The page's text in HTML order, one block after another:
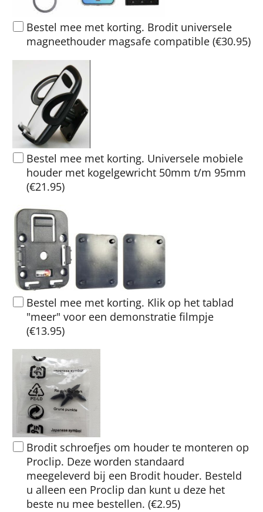
Bestel mee met korting. Brodit universele
magneethouder magsafe compatible (€30.95)
Bestel mee met korting. Universele mobiele
houder met kogelgewricht 50mm t/m 95mm
(€21.95)
Bestel mee met korting. Klik op het tablad
"meer" voor een demonstratie filmpje
(€13.95)
Brodit schroefjes om houder te monteren op
Proclip. Deze worden standaard
meegeleverd bij een Brodit houder. Besteld
u alleen een Proclip dan kunt u deze het
beste nu mee bestellen. (€2.95)